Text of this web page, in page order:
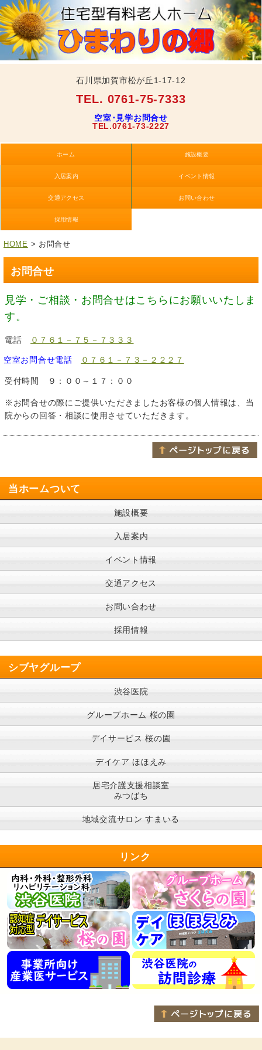
石川県加賀市松が丘1-17-12
TEL. 0761-75-7333
空室･見学お問合せ
TEL.0761-73-2227
ホーム 施設概要
入居案内 イベント情報
交通アクセス お問い合わせ
採用情報
HOME > お問合せ
お問合せ
見学・ご相談・お問合せはこちらにお願いいたしま
す。
電話 ０７６１－７５－７３３３
空室お問合せ電話 ０７６１－７３－２２２７
受付時間 ９：００～１７：００
※お問合せの際にご提供いただきましたお客様の個人情報は、当
院からの回答・相談に使用させていただきます。
当ホームついて
施設概要
入居案内
イベント情報
交通アクセス
お問い合わせ
採用情報
シブヤグループ
渋谷医院
グループホーム 桜の園
デイサービス 桜の園
デイケア ほほえみ
居宅介護支援相談室
みつばち
地域交流サロン すまいる
リンク